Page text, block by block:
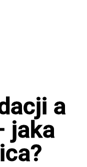
a
jaka